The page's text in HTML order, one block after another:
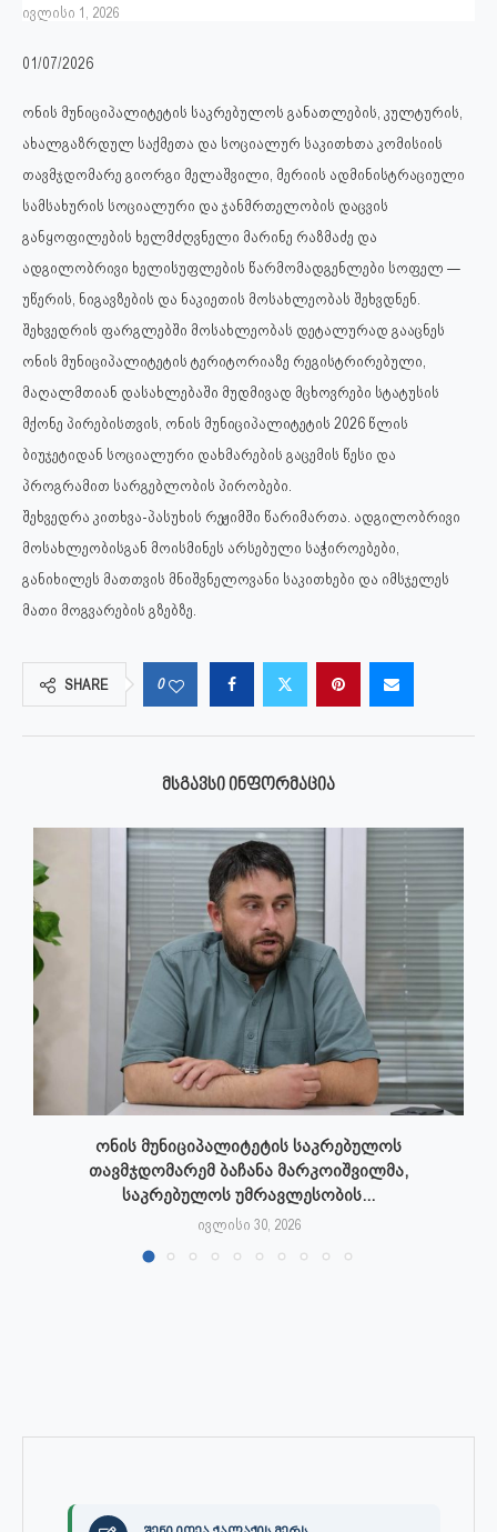
ივლისი 1, 2026
01/07/2026
ონის მუნიციპალიტეტის საკრებულოს განათლების, კულტურის,
ახალგაზრდულ საქმეთა და სოციალურ საკითხთა კომისიის
თავმჯდომარე გიორგი მელაშვილი, მერიის ადმინისტრაციული
სამსახურის სოციალური და ჯანმრთელობის დაცვის
განყოფილების ხელმძღვნელი მარინე რაზმაძე და
ადგილობრივი ხელისუფლების წარმომადგენლები სოფელ —
უწერის, ნიგავზების და ნაკიეთის მოსახლეობას შეხვდნენ.
შეხვედრის ფარგლებში მოსახლეობას დეტალურად გააცნეს
ონის მუნიციპალიტეტის ტერიტორიაზე რეგისტრირებული,
მაღალმთიან დასახლებაში მუდმივად მცხოვრები სტატუსის
მქონე პირებისთვის, ონის მუნიციპალიტეტის 2026 წლის
ბიუჯეტიდან სოციალური დახმარების გაცემის წესი და
პროგრამით სარგებლობის პირობები.
შეხვედრა კითხვა-პასუხის რეჟიმში წარიმართა. ადგილობრივი
მოსახლეობისგან მოისმინეს არსებული საჭიროებები,
განიხილეს მათთვის მნიშვნელოვანი საკითხები და იმსჯელეს
მათი მოგვარების გზებზე.
SHARE 0
ᲛᲡᲒᲐᲕᲡᲘ ᲘᲜᲤᲝᲠᲛᲐᲪᲘᲐ
ონის მუნიციპალიტეტის საკრებულოს
თავმჯდომარემ ბაჩანა მარკოიშვილმა,
საკრებულოს უმრავლესობის...
ივლისი 30, 2026